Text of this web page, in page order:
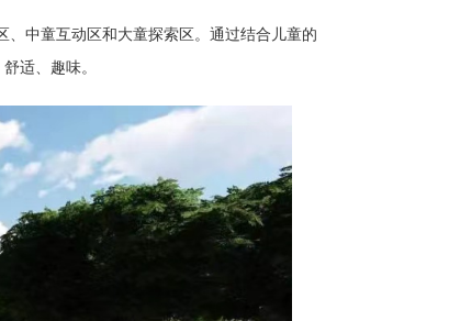
中童互动区和大童探索区。通过结合儿童的
适、趣味。